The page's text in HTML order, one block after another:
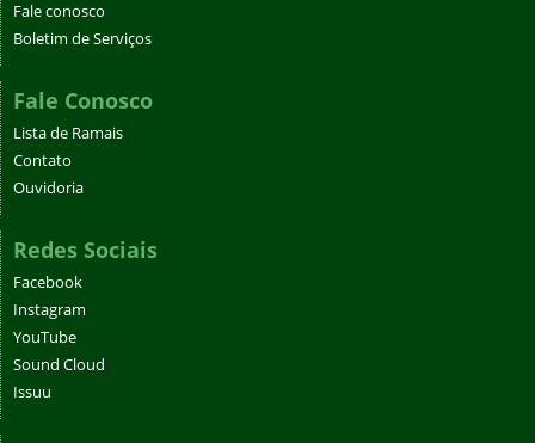
Fale conosco
Boletim de Serviços
Fale Conosco
Lista de Ramais
Contato
Ouvidoria
Redes Sociais
Facebook
Instagram
YouTube
Sound Cloud
Issuu